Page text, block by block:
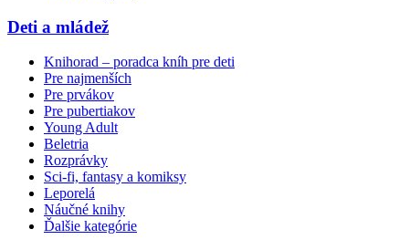
Deti a mládež
Knihorad – poradca kníh pre deti
Pre najmenších
Pre prvákov
Pre pubertiakov
Young Adult
Beletria
Rozprávky
Sci-fi, fantasy a komiksy
Leporelá
Náučné knihy
Ďalšie kategórie